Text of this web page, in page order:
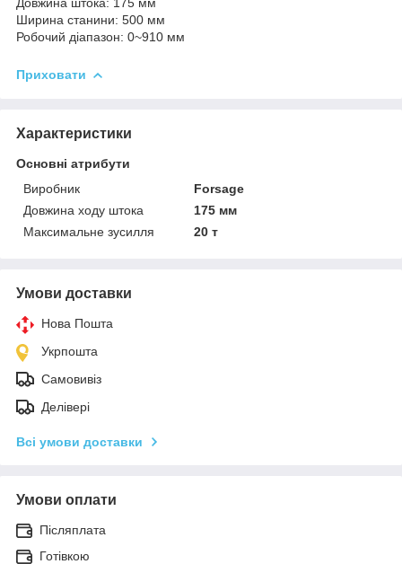
Ширина станини: 500 мм
Робочий діапазон: 0~910 мм
Приховати
Характеристики
Основні атрибути
Виробник
Forsage
Довжина ходу штока
175 мм
Максимальне зусилля
20 т
Умови доставки
Нова Пошта
Укрпошта
Самовивіз
Делівері
Всі умови доставки
Умови оплати
Післяплата
Готівкою